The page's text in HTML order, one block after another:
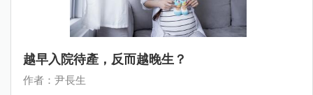
越早入院待產，反而越晚生？
作者：尹長生